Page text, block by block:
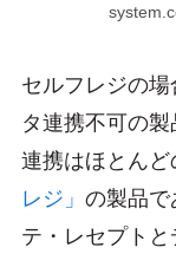
セルフレジの
タ連携不可の
連携はほとんど
レジ」 の製品で
テ・レセプトと